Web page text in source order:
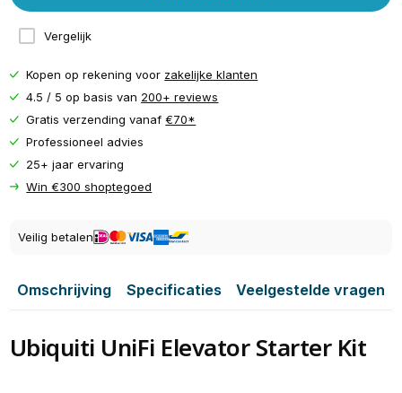
Vergelijk
Kopen op rekening voor zakelijke klanten
4.5 / 5 op basis van 200+ reviews
Gratis verzending vanaf€70*
Professioneel advies
25+ jaar ervaring
Win €300 shoptegoed
Veilig betalen
Omschrijving Specificaties Veelgestelde vragen
Ubiquiti UniFi Elevator Starter Kit